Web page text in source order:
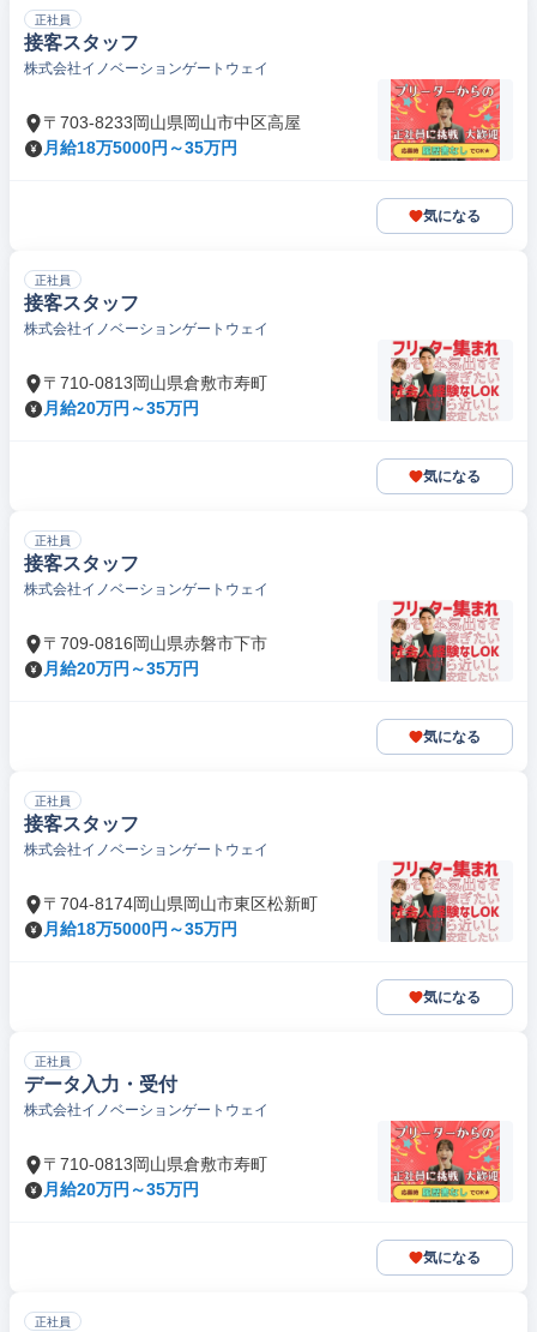
正社員
接客スタッフ
株式会社イノベーションゲートウェイ
〒703-8233岡山県岡山市中区高屋
月給18万5000円～35万円
気になる
正社員
接客スタッフ
株式会社イノベーションゲートウェイ
〒710-0813岡山県倉敷市寿町
月給20万円～35万円
気になる
正社員
接客スタッフ
株式会社イノベーションゲートウェイ
〒709-0816岡山県赤磐市下市
月給20万円～35万円
気になる
正社員
接客スタッフ
株式会社イノベーションゲートウェイ
〒704-8174岡山県岡山市東区松新町
月給18万5000円～35万円
気になる
正社員
データ入力・受付
株式会社イノベーションゲートウェイ
〒710-0813岡山県倉敷市寿町
月給20万円～35万円
気になる
正社員